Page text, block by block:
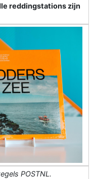
reddingstations zijn
POSTNL.